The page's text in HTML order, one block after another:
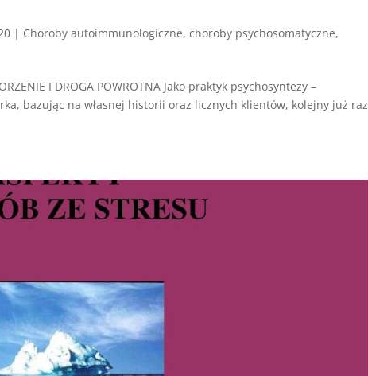
| Choroby autoimmunologiczne,choroby psychosomatyczne,
I DROGA POWROTNA Jako praktyk psychosyntezy –
bazując na własnej historii oraz licznych klientów, kolejny już raz